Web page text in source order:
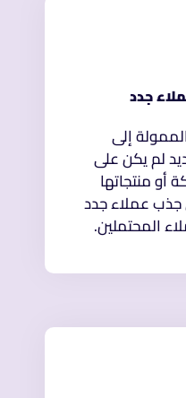
جدد
إلى
لم يكن على
أو منتجاتها
عملاء جدد
المحتملين.